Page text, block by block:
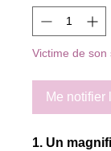
Victime de son
Me notifier
1. Un